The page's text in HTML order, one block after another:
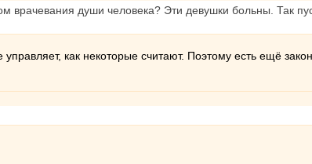
врачевания души человека? Эти девушки больны. Так
как некоторые считают. Поэтому есть ещё